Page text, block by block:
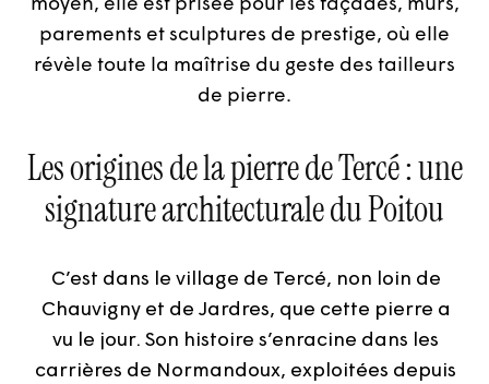
moyen, elle est prisée pour les façades, murs,
parements et sculptures de prestige, où elle
révèle toute la maîtrise du geste des tailleurs
de pierre.
Les origines de la pierre de Tercé : une
signature architecturale du Poitou
C’est dans le village de Tercé, non loin de
Chauvigny et de Jardres, que cette pierre a
vu le jour. Son histoire s’enracine dans les
carrières de Normandoux, exploitées depuis